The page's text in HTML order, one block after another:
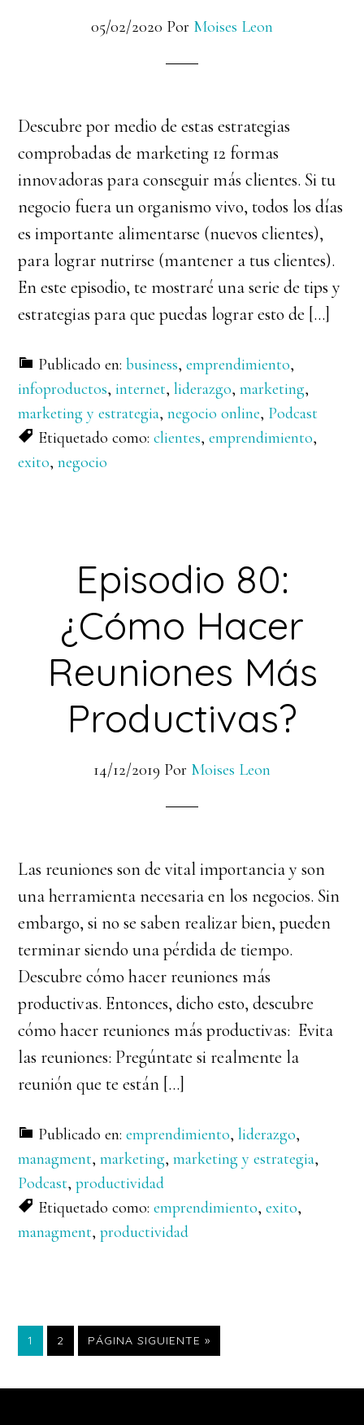
05/02/2020 Por Moises Leon
Descubre por medio de estas estrategias
comprobadas de marketing 12 formas
innovadoras para conseguir más clientes. Si tu
negocio fuera un organismo vivo, todos los días
es importante alimentarse (nuevos clientes),
para lograr nutrirse (mantener a tus clientes).
En este episodio, te mostraré una serie de tips y
estrategias para que puedas lograr esto de […]
Publicado en:business,emprendimiento,
infoproductos,internet,liderazgo,marketing,
marketing y estrategia,negocio online, Podcast
Etiquetado como:clientes,emprendimiento,
exito,negocio
Episodio 80:
¿Cómo Hacer
Reuniones Más
Productivas?
14/12/2019 Por Moises Leon
Las reuniones son de vital importancia y son
una herramienta necesaria en los negocios. Sin
embargo, si no se saben realizar bien, pueden
terminar siendo una pérdida de tiempo.
Descubre cómo hacer reuniones más
productivas. Entonces, dicho esto, descubre
cómo hacer reuniones más productivas: Evita
las reuniones: Pregúntate si realmente la
reunión que te están […]
Publicado en:emprendimiento,liderazgo,
managment,marketing,marketing y estrategia,
Podcast,productividad
Etiquetado como:emprendimiento,exito,
managment,productividad
PÁGINA
1 PÁGINA
2
IR
A
PÁGINA SIGUIENTE »